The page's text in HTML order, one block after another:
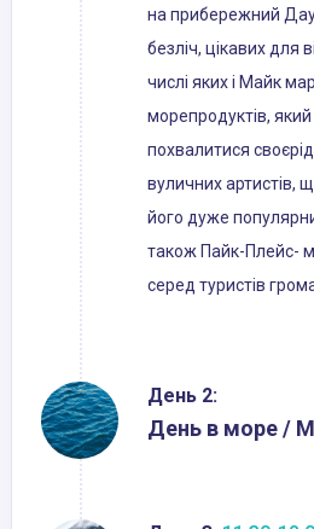
на прибережний
безліч, цікавих для
числі яких і Майк
морепродуктів,
похвалитися
вуличних артистів,
його дуже
також Пайк-Плейс-
серед туристів
День 2:
День в море /